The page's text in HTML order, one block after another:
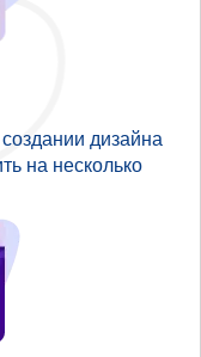
дизайна
на несколько